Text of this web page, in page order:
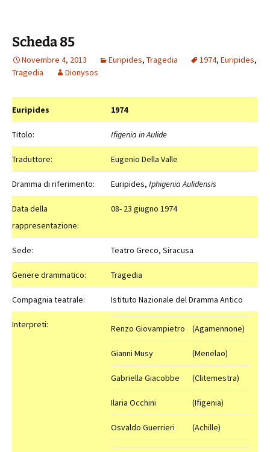
Scheda 85
Novembre 4, 2013 Euripides, Tragedia 1974, Euripides,
Tragedia
Dionysos
Euripides 1974
Titolo: Ifigenia in Aulide
Traduttore: Eugenio Della Valle
Dramma di riferimento: Euripides, Iphigenia Aulidensis
Data della
rappresentazione:
08- 23 giugno 1974
Sede: Teatro Greco, Siracusa
Genere drammatico: Tragedia
Compagnia teatrale: Istituto Nazionale del Dramma Antico
Interpreti: Renzo Giovampietro (Agamennone)
Gianni Musy (Menelao)
Gabriella Giacobbe (Clitemestra)
Ilaria Occhini (Ifigenia)
Osvaldo Guerrieri (Achille)